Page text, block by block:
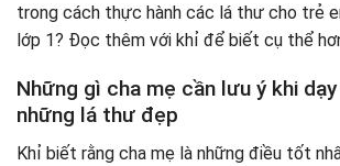
trong cách thực hành các lá thư cho trẻ
lớp 1? Đọc thêm với khỉ để biết cụ thể
Những gì cha mẹ cần lưu ý khi
những lá thư đẹp
Khỉ biết rằng cha mẹ là những điều tốt